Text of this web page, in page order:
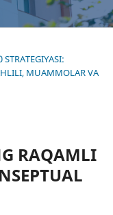
MUAMMOLAR VA
RAQAMLI